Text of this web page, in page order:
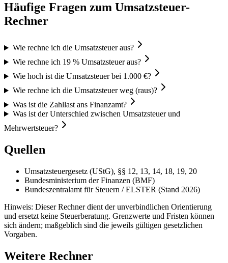
Häufige Fragen zum Umsatzsteuer-
Rechner
Wie rechne ich die Umsatzsteuer aus?
Wie rechne ich 19 % Umsatzsteuer aus?
Wie hoch ist die Umsatzsteuer bei 1.000 €?
Wie rechne ich die Umsatzsteuer weg (raus)?
Was ist die Zahllast ans Finanzamt?
Was ist der Unterschied zwischen Umsatzsteuer und
Mehrwertsteuer?
Quellen
Umsatzsteuergesetz (UStG), §§ 12, 13, 14, 18, 19, 20
Bundesministerium der Finanzen (BMF)
Bundeszentralamt für Steuern / ELSTER (Stand 2026)
Hinweis: Dieser Rechner dient der unverbindlichen Orientierung
und ersetzt keine Steuerberatung. Grenzwerte und Fristen können
sich ändern; maßgeblich sind die jeweils gültigen gesetzlichen
Vorgaben.
Weitere Rechner